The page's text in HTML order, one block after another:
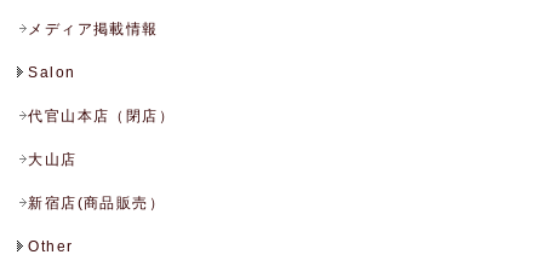
メディア掲載情報
Salon
代官山本店（閉店）
大山店
新宿店(商品販売）
Other